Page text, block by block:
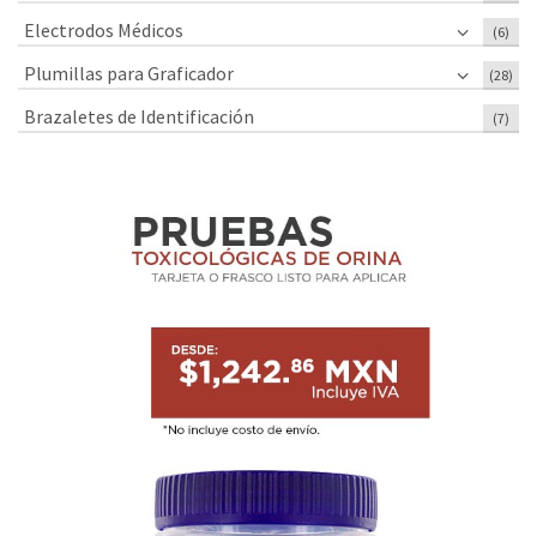
Electrodos Médicos (6)
Plumillas para Graficador (28)
Brazaletes de Identificación (7)